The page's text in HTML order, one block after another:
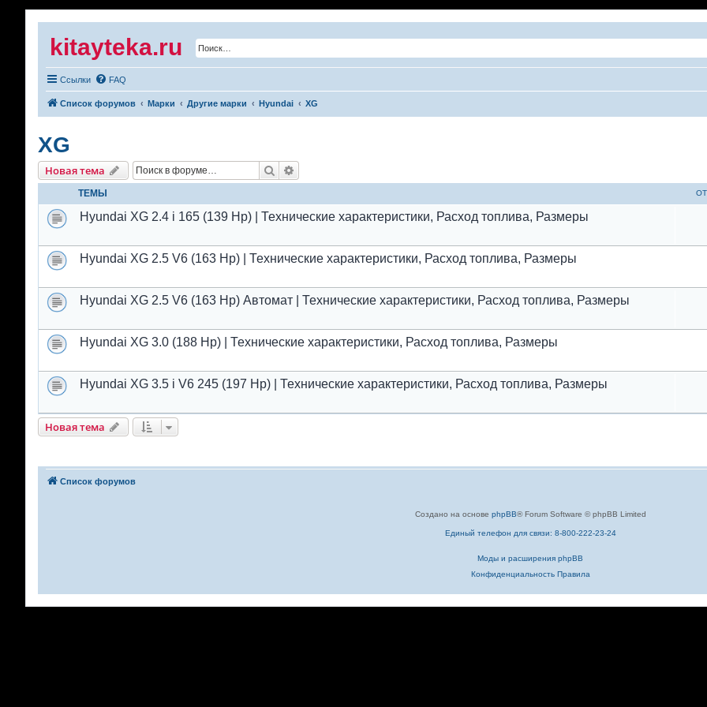
kitayteka.ru
Ссылки FAQ
Список форумов Марки Другие марки Hyundai XG
XG
Новая тема Поиск
ТЕМЫ
Hyundai XG 2.4 i 165 (139 Hp) | Технические характеристики, Расход топлива, Размеры
Hyundai XG 2.5 V6 (163 Hp) | Технические характеристики, Расход топлива, Размеры
Hyundai XG 2.5 V6 (163 Hp) Автомат | Технические характеристики, Расход топлива, Размеры
Hyundai XG 3.0 (188 Hp) | Технические характеристики, Расход топлива, Размеры
Hyundai XG 3.5 i V6 245 (197 Hp) | Технические характеристики, Расход топлива, Размеры
Новая тема
Список форумов
Создано на основе phpBB® Forum Software © phpBB Limited
Единый телефон для связи: 8-800-222-23-24
Моды и расширения phpBB
Конфиденциальность Правила